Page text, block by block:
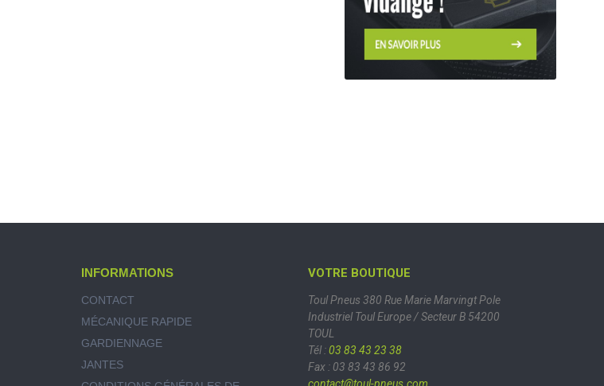
INFORMATIONS
CONTACT
MÉCANIQUE RAPIDE
GARDIENNAGE
JANTES
VOTRE BOUTIQUE
Toul Pneus 380 Rue Marie MarvingtPole
Industriel Toul Europe / Secteur B 54200
TOUL
Tél :03 83 43 23 38
Fax : 03 83 43 86 92